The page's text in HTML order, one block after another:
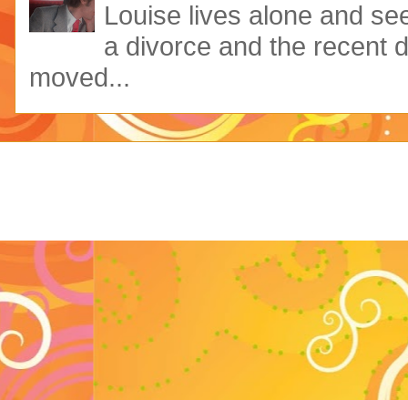
Louise lives alone and
a divorce and the recent
moved...